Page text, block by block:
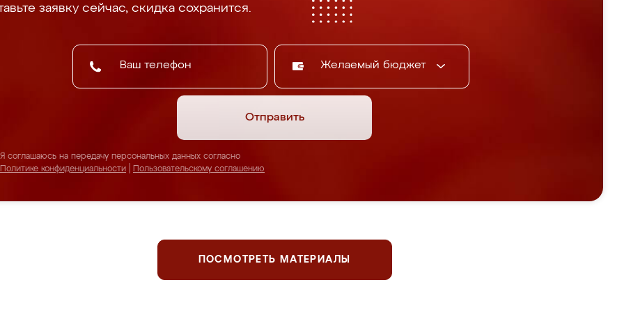
заявку сейчас, скидка сохранится.
Желаемый бюджет
Отправить
Я соглашаюсь на передачу персональных данных согласно
Политике конфиденциальности
Пользовательскому соглашению
ПОСМОТРЕТЬ МАТЕРИАЛЫ